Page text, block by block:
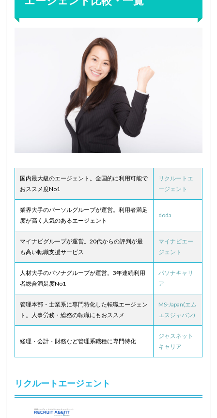
国内最大級のエージェント。全国的に利用可能で
おススメ度No1
リクルートエ
ージェント
業界大手のパーソルグループが運営。利用者満足
度が高く人気のあるエージェント
doda
マイナビグループが運営。20代からの評判が最
も高い転職支援サービス
マイナビエー
ジェント
人材大手のパソナグループが運営。3年連続利用
者総合満足度No1
パソナキャリ
ア
管理本部・士業系に専門特化した転職エージェン
ト。人事労務・総務の転職にもおススメ
MS-Japan(エム
エスジャパン)
経理・会計・財務など管理系職種に専門特化
ジャスネット
キャリア
リクルートエージェント